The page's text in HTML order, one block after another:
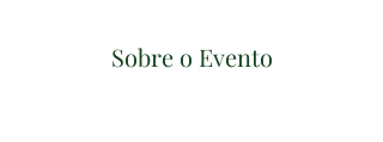
Sobre o Evento